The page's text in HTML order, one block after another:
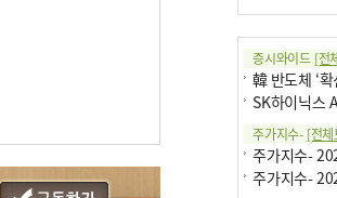
증시와이드 [전
韓 반도체 ‘
SK하이닉스
주가지수- [전
주가지수-
주가지수-